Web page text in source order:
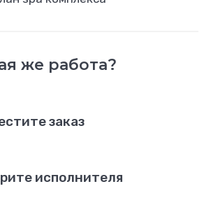
же работа?
заказ
исполнителя